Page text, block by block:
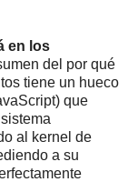
en los
del por qué
tiene un hueco
que
al kernel de
a su